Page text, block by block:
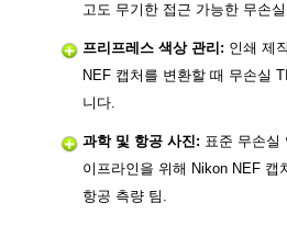
고도 무기한 접근 가능한 무손
프리프레스 색상 관리: 인쇄 제
NEF 캡처를 변환할 때 무손실
니다.
과학 및 항공 사진: 표준 무손실
이프라인을 위해 Nikon NEF 캡
항공 측량 팀.